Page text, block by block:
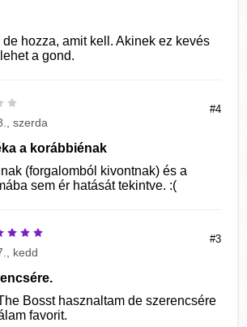
de hozza, amit kell. Akinek ez kevés
a gond.
#4
szerda
a korábbiénak
(forgalomból kivontnak) és a
sem ér hatását tekintve. :(
#3
kedd
Bosst hasznaltam de szerencsére
favorit.